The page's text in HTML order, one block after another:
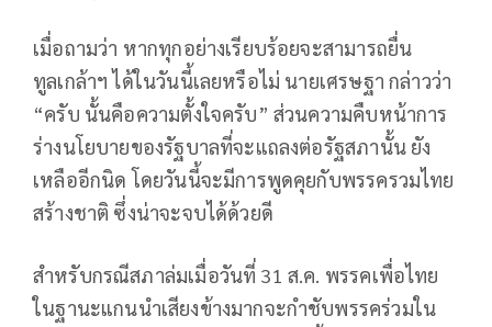
เมื่อถามว่า หากทุกอย่างเรียบร้อยจะสามารถยื่น
ทูลเกล้าฯ ได้ในวันนี้เลยหรือไม่ นายเศรษฐา กล่าวว่า
“ครับ นั้นคือความตั้งใจครับ” ส่วนความคืบหน้าการ
ร่างนโยบายของรัฐบาลที่จะแถลงต่อรัฐสภานั้น ยัง
เหลืออีกนิด โดยวันนี้จะมีการพูดคุยกับพรรครวมไทย
สร้างชาติ ซึ่งน่าจะจบได้ด้วยดี
สำหรับกรณีสภาล่มเมื่อวันที่ 31 ส.ค. พรรคเพื่อไทย
ในฐานะแกนนำเสียงข้างมากจะกำชับพรรคร่วมใน